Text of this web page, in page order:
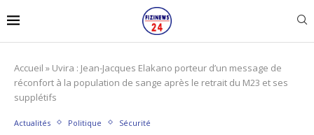
Accueil » Uvira : Jean-Jacques Elakano porteur d’un message de
réconfort à la population de sange après le retrait du M23 et ses
supplétifs
Actualités Politique Sécurité